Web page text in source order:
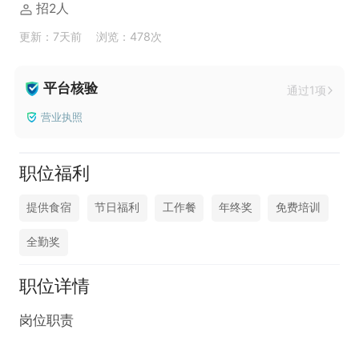
招2人
更新：7天前 浏览：478次
平台核验 通过1项
营业执照
职位福利
提供食宿 节日福利 工作餐 年终奖 免费培训
全勤奖
职位详情
岗位职责